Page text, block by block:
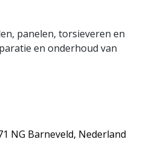
panelen, torsieveren en
en onderhoud van
NG Barneveld, Nederland